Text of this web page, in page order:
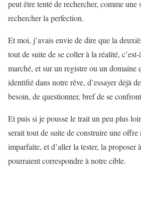
peut être tenté de rechercher, comme une
rechercher la perfection.
Et moi, j’avais envie de dire que la
tout de suite de se coller à la réalité,
marché, et sur un registre ou un domaine
identifié dans notre rêve, d’essayer déjà
besoin, de questionner, bref de se
Et puis si je pousse le trait un peu plus
serait tout de suite de construire une offre
imparfaite, et d’aller la tester, la proposer
pourraient correspondre à notre cible.